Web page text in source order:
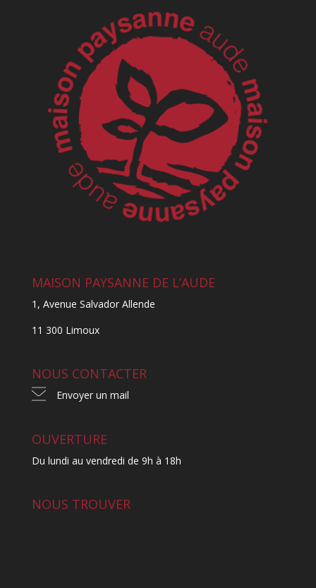
MAISON PAYSANNE DE L’AUDE
1, Avenue Salvador Allende
11 300 Limoux
NOUS CONTACTER
Envoyer un mail
OUVERTURE
Du lundi au vendredi de 9h à 18h
NOUS TROUVER